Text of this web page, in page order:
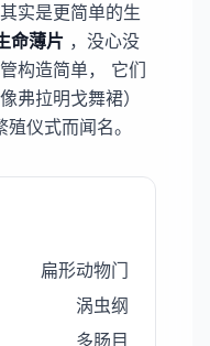
实是更简单的生
命薄片 ，没心没
构造简单， 它们
弗拉明戈舞裙）
仪式而闻名。
扁形动物门
涡虫纲
多肠目